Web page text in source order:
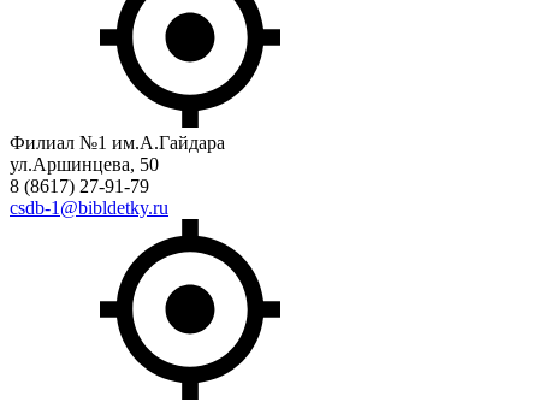
Филиал №1 им.А.Гайдара
ул.Аршинцева, 50
8 (8617) 27-91-79
csdb-1@bibldetky.ru